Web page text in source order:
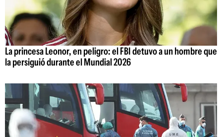
La princesa Leonor, en peligro: el FBI detuvo a un hombre que
la persiguió durante el Mundial 2026